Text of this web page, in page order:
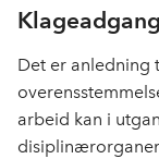
Klageadgang
Det er anledning
arbeid kan i